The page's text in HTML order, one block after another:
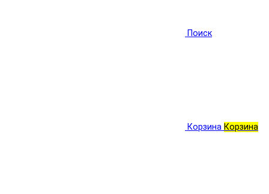
Поиск
Корзина Корзина